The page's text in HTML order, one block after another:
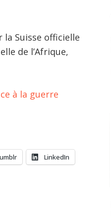
Suisse officielle
de l’Afrique,
à la guerre
LinkedIn